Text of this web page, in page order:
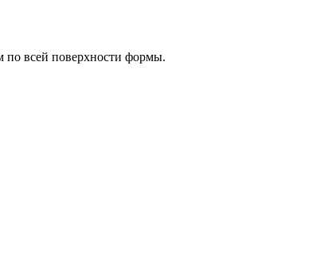
по всей поверхности формы.